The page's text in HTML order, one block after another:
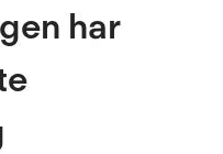
har